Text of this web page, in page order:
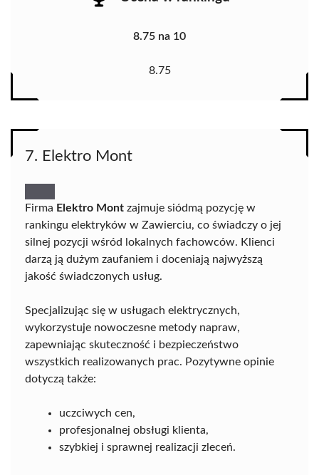
8.75 na 10
8.75
7. Elektro Mont
Firma Elektro Mont zajmuje siódmą pozycję w
rankingu elektryków w Zawierciu, co świadczy o jej
silnej pozycji wśród lokalnych fachowców. Klienci
darzą ją dużym zaufaniem i doceniają najwyższą
jakość świadczonych usług.
Specjalizując się w usługach elektrycznych,
wykorzystuje nowoczesne metody napraw,
zapewniając skuteczność i bezpieczeństwo
wszystkich realizowanych prac. Pozytywne opinie
dotyczą także:
uczciwych cen,
profesjonalnej obsługi klienta,
szybkiej i sprawnej realizacji zleceń.